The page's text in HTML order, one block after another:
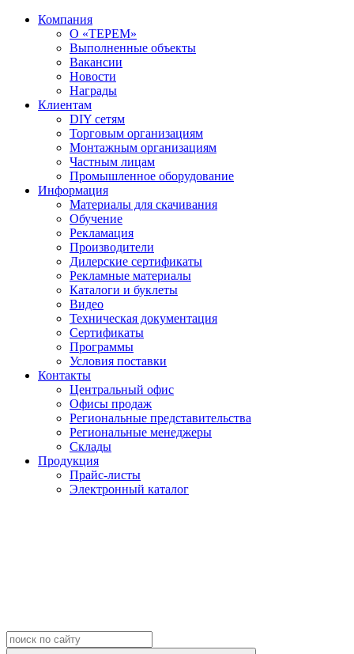
Компания
О «ТЕРЕМ»
Выполненные объекты
Вакансии
Новости
Награды
Клиентам
DIY сетям
Торговым организациям
Монтажным организациям
Частным лицам
Промышленное оборудование
Информация
Материалы для скачивания
Обучение
Рекламация
Производители
Дилерские сертификаты
Рекламные материалы
Каталоги и буклеты
Видео
Техническая документация
Сертификаты
Программы
Условия поставки
Контакты
Центральный офис
Офисы продаж
Региональные представительства
Региональные менеджеры
Склады
Продукция
Прайс-листы
Электронный каталог